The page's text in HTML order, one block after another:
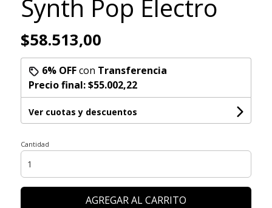
Synth Pop Electro
$58.513,00
6% OFFcon Transferencia
Precio final:$55.002,22
Ver cuotas y descuentos
Cantidad
AGREGAR AL CARRITO